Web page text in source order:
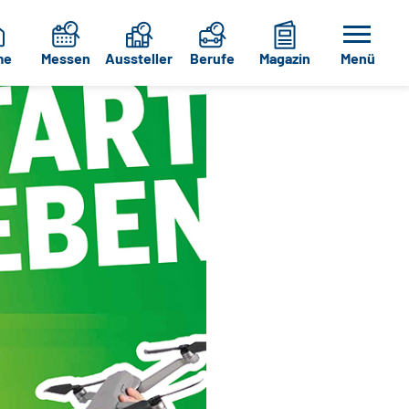
Messen Aussteller Berufe Magazin Menü